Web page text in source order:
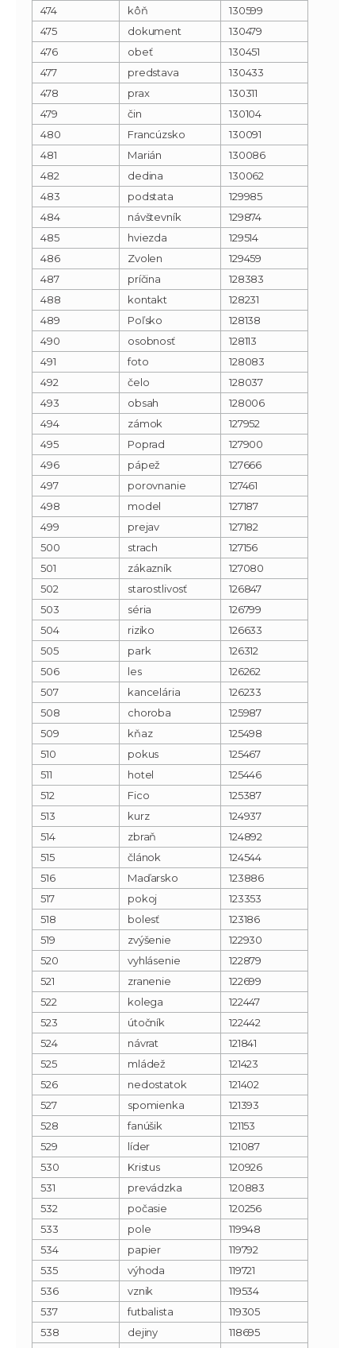
474
kôň
130599
475
dokument
130479
476
obeť
130451
477
predstava
130433
478
prax
130311
479
čin
130104
480
Francúzsko
130091
481
Marián
130086
482
dedina
130062
483
podstata
129985
484
návštevník
129874
485
hviezda
129514
486
Zvolen
129459
487
príčina
128383
488
kontakt
128231
489
Poľsko
128138
490
osobnosť
128113
491
foto
128083
492
čelo
128037
493
obsah
128006
494
zámok
127952
495
Poprad
127900
496
pápež
127666
497
porovnanie
127461
498
model
127187
499
prejav
127182
500
strach
127156
501
zákazník
127080
502
starostlivosť
126847
503
séria
126799
504
riziko
126633
505
park
126312
506
les
126262
507
kancelária
126233
508
choroba
125987
509
kňaz
125498
510
pokus
125467
511
hotel
125446
512
Fico
125387
513
kurz
124937
514
zbraň
124892
515
článok
124544
516
Maďarsko
123886
517
pokoj
123353
518
bolesť
123186
519
zvýšenie
122930
520
vyhlásenie
122879
521
zranenie
122699
522
kolega
122447
523
útočník
122442
524
návrat
121841
525
mládež
121423
526
nedostatok
121402
527
spomienka
121393
528
fanúšik
121153
529
líder
121087
530
Kristus
120926
531
prevádzka
120883
532
počasie
120256
533
pole
119948
534
papier
119792
535
výhoda
119721
536
vznik
119534
537
futbalista
119305
538
dejiny
118695